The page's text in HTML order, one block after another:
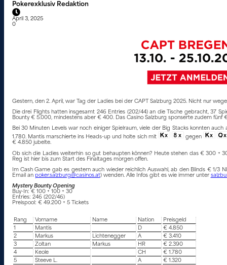
Pokerexklusiv Redaktion
April 3, 2025
0
Gestern, den 2. April, war Tag der Ladies bei der CAPT Salzburg 2025. Nicht nur
Die drei Flights hatten insgesamt 246 Entries (202/44) an die Tische gebracht, 37
Bounty € 5.000, mindestens aber € 400. Das Casino Salzburg sponserte zudem fünf
Bei 30 Minuten Levels war noch einiger Spielraum, viele der Big Stacks konnten
1.780. Mantis marschierte ins Heads-up und holte sich mit
gegen
€ 4.850 jubelte.
Ob sich die Ladies weiterhin so gut behaupten können? Heute stehen das € 300 +
Reg ist hier bis zum Start des Finaltages morgen offen.
Im Cash Game gab es gestern auch wieder reichlich Auswahl, ab den Blinds € 1/3
Email an poker.salzburg@casinos.at) wenden. Alle Infos gibt es wie immer unter
Mystery Bounty Opening
Buy-In: € 100 + 100 + 30
Entries: 246 (202/46)
Preispool: € 49.200 + 5 Tickets
Rang Vorname Name Nation
Preisgeld
1
Mantis D
€ 4.850
2
Markus Lichtenegger A
€ 3.410
3
Zoltan Markus HR
€ 2.390
4
Keole CH
€ 1.780
5
Steeve L. A
€ 1.320